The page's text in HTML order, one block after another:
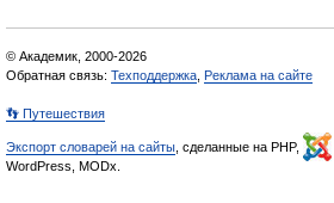
© Академик, 2000-2026
Обратная связь: Техподдержка Реклама на сайте
👣 Путешествия
Экспорт словарей на сайты , сделанные на PHP,
WordPress, MODx.